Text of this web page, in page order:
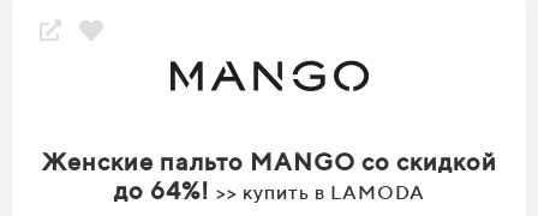
Женские пальто MANGO со скидкой
до 64%! >> купить в LAMODA